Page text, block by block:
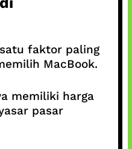
faktor paling
MacBook.
memiliki harga
pasar